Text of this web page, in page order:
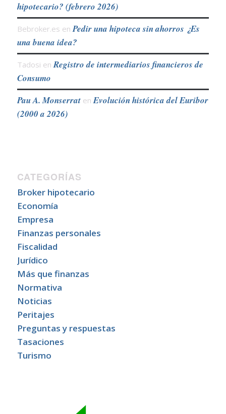
hipotecario? (febrero 2026)
Bebroker.es enPedir una hipoteca sin ahorros ¿Es
una buena idea?
Tadosi enRegistro de intermediarios financieros de
Consumo
Pau A. MonserratenEvolución histórica del Euribor
(2000 a 2026)
CATEGORÍAS
Broker hipotecario
Economía
Empresa
Finanzas personales
Fiscalidad
Jurídico
Más que finanzas
Normativa
Noticias
Peritajes
Preguntas y respuestas
Tasaciones
Turismo